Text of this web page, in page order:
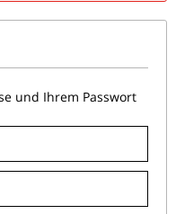
und Ihrem Passwort